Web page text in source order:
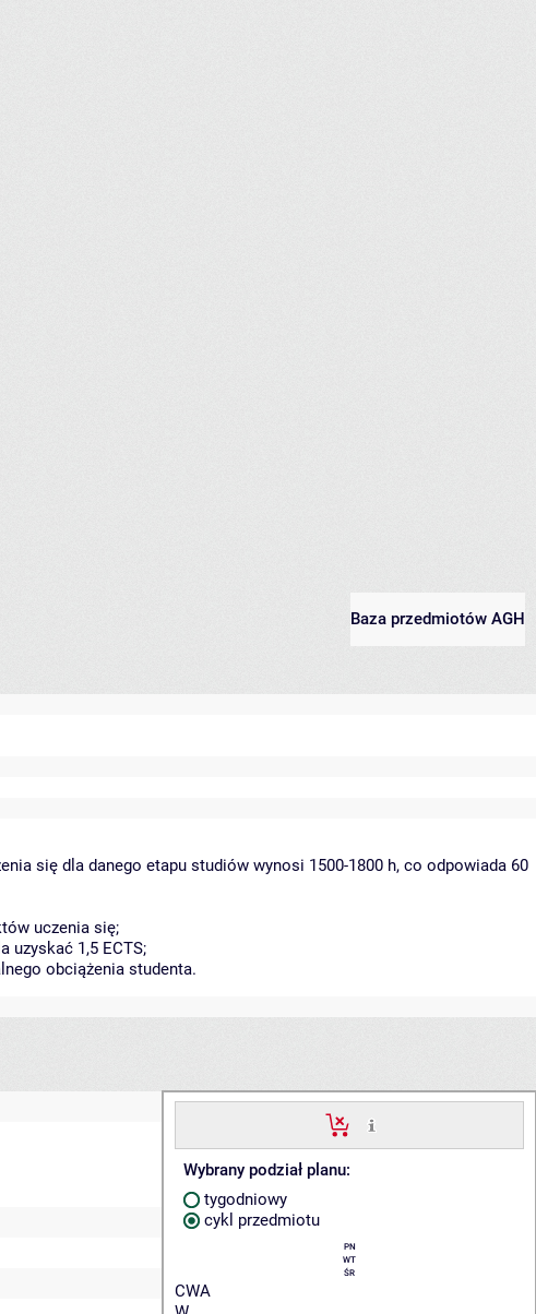
Baza przedmiotów AGH
się dla danego etapu studiów wynosi 1500-1800 h, co odpowiada 60
uczenia się;
uzyskać 1,5 ECTS;
obciążenia studenta.
Wybrany podział planu:
tygodniowy
cykl przedmiotu
PN
WT
ŚR
CWA